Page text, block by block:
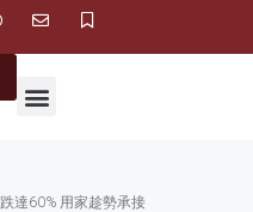
達60% 用家趁勢承接